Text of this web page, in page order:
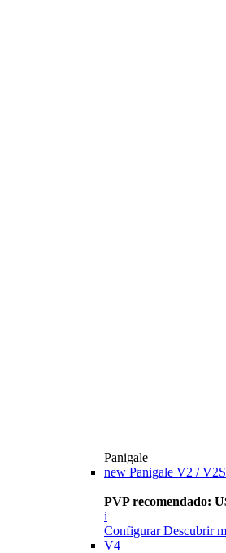
Panigale
new Panigale V2 / V2S
PVP recomendado:
i
Configurar Descubrir
V4